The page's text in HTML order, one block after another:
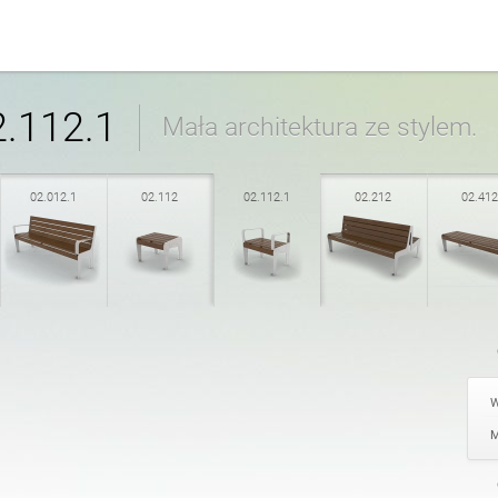
Strefa rowerowa
Stoły
rumuński
Mała architektura ze stylem.
02.012.1 02.112 02.112.1 02.212 02.412